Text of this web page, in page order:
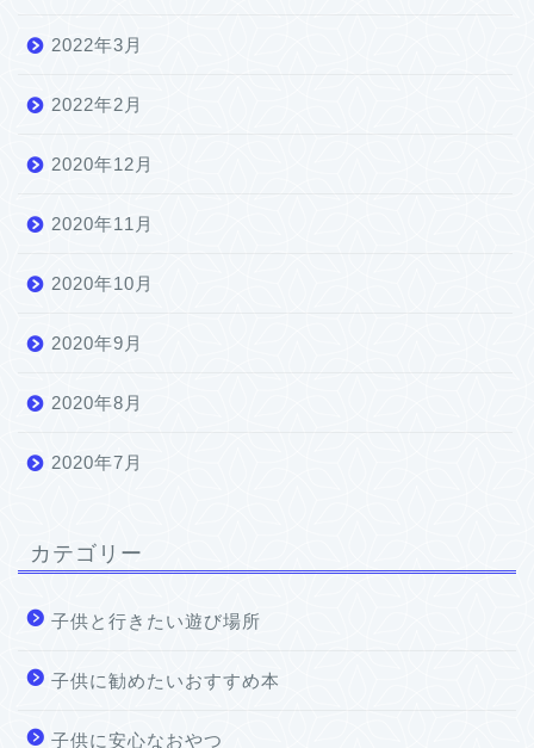
2022年3月
2022年2月
2020年12月
2020年11月
2020年10月
2020年9月
2020年8月
2020年7月
カテゴリー
子供と行きたい遊び場所
子供に勧めたいおすすめ本
子供に安心なおやつ